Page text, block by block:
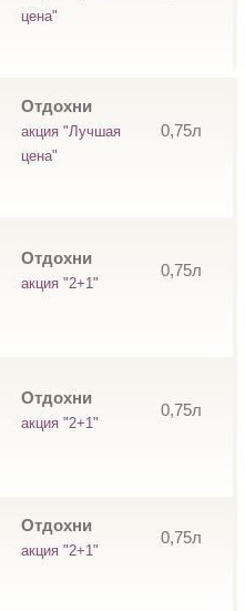
цена"
Отдохни
акция "Лучшая
цена"
0,75л
Отдохни
акция "2+1"
0,75л
Отдохни
акция "2+1"
0,75л
Отдохни
акция "2+1"
0,75л